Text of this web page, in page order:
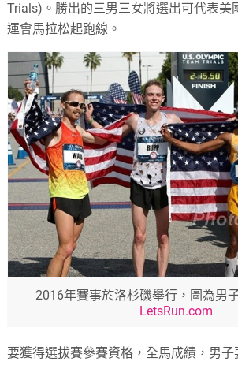
Trials)。勝出的三男三女將選出可代表美
運會馬拉松起跑線。
2016年賽事於洛杉磯舉行，圖為男
LetsRun.com
要獲得選拔賽參賽資格，全馬成績，男